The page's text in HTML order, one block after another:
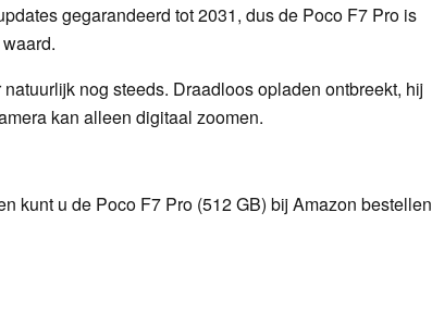
gegarandeerd tot 2031, dus de Poco F7 Pro is
nog steeds. Draadloos opladen ontbreekt, hij
kan alleen digitaal zoomen.
kunt u de Poco F7 Pro (512 GB) bij Amazon bestellen